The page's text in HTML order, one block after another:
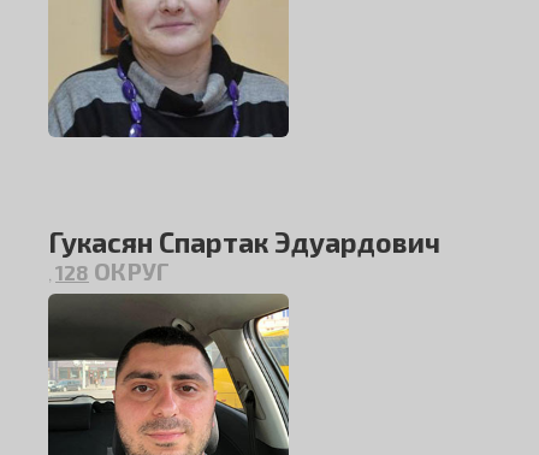
Гукасян Спартак Эдуардович
128 ОКРУГ